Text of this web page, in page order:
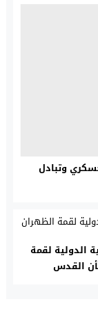
وتبادل
الدولية لقمة
القدس